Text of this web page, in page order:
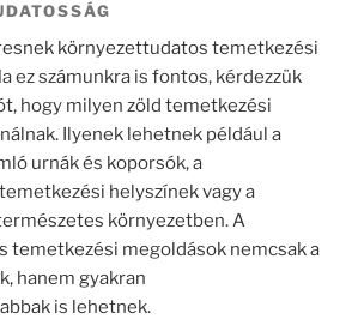
környezettudatos temetkezési
ez számunkra is fontos, kérdezzük
hogy milyen zöld temetkezési
Ilyenek lehetnek például a
urnák és koporsók, a
helyszínek vagy a
környezetben. A
temetkezési megoldások nemcsak a
hanem gyakran
is lehetnek.